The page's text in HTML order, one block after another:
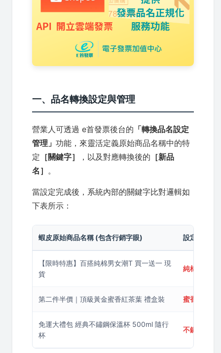
一、品名轉換設定與管理
營業人可透過 e首發票後台的 「轉換品名設定
管理」 功能，來靈活定義原始商品名稱中的特
定 ［關鍵字］ ，以及對應轉換後的 ［新品
名］ 。
當設定完成後，系統內部的關鍵字比對邏輯如
下表所示：
蝦皮原始商品名稱 (包含行銷字眼) 設定比對關
【限時特惠】百搭純棉男女潮T 買一送一 現
貨
純棉男女潮
第二件半價｜頂級黃金蜜香紅茶葉 禮盒裝 蜜香紅茶葉
免運大禮包 經典不鏽鋼保溫杯 500ml 隨行
杯
不鏽鋼保溫